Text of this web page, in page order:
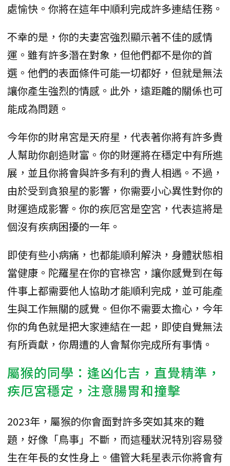
處愉快。你將在這年中順利完成許多連結任務。
不幸的是，你的夫妻宮強烈顯示著不佳的感情
運。雖有許多潛在對象，但他們都不是你的首
選。他們的表面條件可能一切都好，但就是無法
讓你產生強烈的情感。此外，遠距離的關係也可
能成為問題。
今年你的財帛宮是天府星，代表著你將有許多貴
人幫助你創造財富。你的財運將在穩定中有所進
展，並且你將會與許多有利的貴人相遇。不過，
由於受到貪狼星的影響，你需要小心異性對你的
財運造成影響。你的疾厄宮是空宮，代表這將是
個沒有疾病困擾的一年。
即使有些小病痛，也都能順利解決，身體狀態相
當健康。陀羅星在你的官祿宮，讓你感覺到在每
件事上都需要他人協助才能順利完成，並可能產
生與工作無關的感覺。但你不需要太擔心，今年
你的角色就是把大家連結在一起，即使自覺無法
有所貢獻，你周遭的人會幫你完成所有事情。
屬猴的同學：逢凶化吉，直覺精準，
疾厄宮穩定，注意腸胃和撞擊
2023年，屬猴的你會面對許多突如其來的難
題，好像「鳥事」不斷，而這種狀況特別容易發
生在年長的女性身上。儘管大耗星表示你將會有